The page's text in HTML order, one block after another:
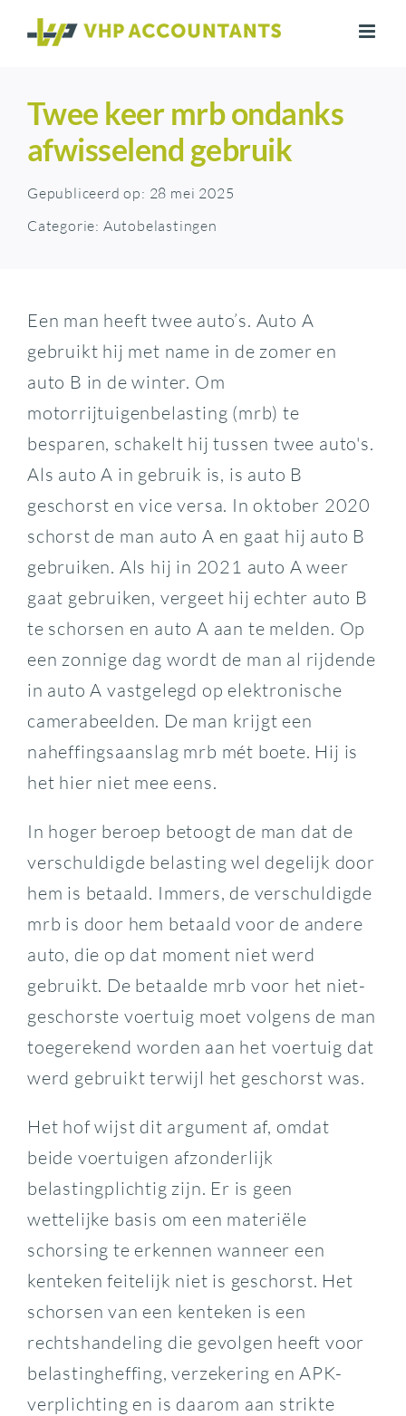
naar
Twee keer mrb ondanks
afwisselend gebruik
Gepubliceerd op: 28 mei 2025
Categorie: Autobelastingen
Een man heeft twee auto’s. Auto A
gebruikt hij met name in de zomer en
auto B in de winter. Om
motorrijtuigenbelasting (mrb) te
besparen, schakelt hij tussen twee auto's.
Als auto A in gebruik is, is auto B
geschorst en vice versa. In oktober 2020
schorst de man auto A en gaat hij auto B
gebruiken. Als hij in 2021 auto A weer
gaat gebruiken, vergeet hij echter auto B
te schorsen en auto A aan te melden. Op
een zonnige dag wordt de man al rijdende
in auto A vastgelegd op elektronische
camerabeelden. De man krijgt een
naheffingsaanslag mrb mét boete. Hij is
het hier niet mee eens.
In hoger beroep betoogt de man dat de
verschuldigde belasting wel degelijk door
hem is betaald. Immers, de verschuldigde
mrb is door hem betaald voor de andere
auto, die op dat moment niet werd
gebruikt. De betaalde mrb voor het niet-
geschorste voertuig moet volgens de man
toegerekend worden aan het voertuig dat
werd gebruikt terwijl het geschorst was.
Het hof wijst dit argument af, omdat
beide voertuigen afzonderlijk
belastingplichtig zijn. Er is geen
wettelijke basis om een materiële
schorsing te erkennen wanneer een
kenteken feitelijk niet is geschorst. Het
schorsen van een kenteken is een
rechtshandeling die gevolgen heeft voor
belastingheffing, verzekering en APK-
verplichting en is daarom aan strikte